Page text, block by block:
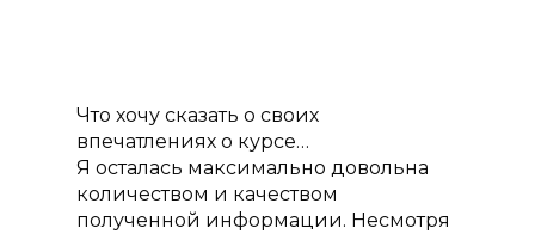
Что хочу сказать о своих
впечатлениях о курсе…
Я осталась максимально довольна
количеством и качеством
полученной информации. Несмотря